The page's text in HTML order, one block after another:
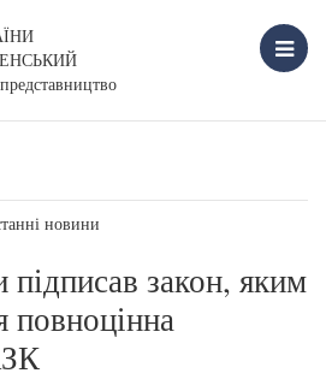
новини
закон, яким
повноцінна